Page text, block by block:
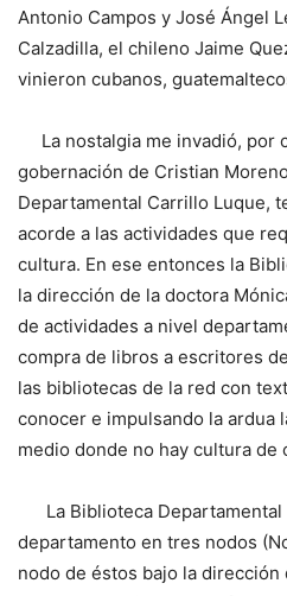
Antonio Campos y José Ángel
Calzadilla, el chileno Jaime
vinieron cubanos,
La nostalgia me invadió, por
gobernación de Cristian
Departamental Carrillo Luque,
acorde a las actividades que
cultura. En ese entonces la
la dirección de la doctora
de actividades a nivel
compra de libros a escritores
las bibliotecas de la red con
conocer e impulsando la ardua
medio donde no hay cultura de
La Biblioteca Departamental
departamento en tres nodos
nodo de éstos bajo la